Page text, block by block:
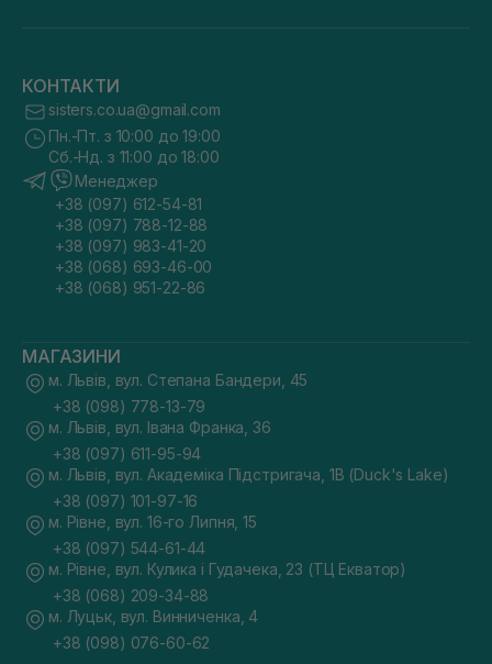
КОНТАКТИ
sisters.co.ua@gmail.com
Пн.-Пт. з 10:00 до 19:00
Сб.-Нд. з 11:00 до 18:00
Менеджер
+38 (097) 612-54-81
+38 (097) 788-12-88
+38 (097) 983-41-20
+38 (068) 693-46-00
+38 (068) 951-22-86
МАГАЗИНИ
м. Львів, вул. Степана Бандери, 45
+38 (098) 778-13-79
м. Львів, вул. Івана Франка, 36
+38 (097) 611-95-94
м. Львів, вул. Академіка Підстригача, 1В (Duck's Lake)
+38 (097) 101-97-16
м. Рівне, вул. 16-го Липня, 15
+38 (097) 544-61-44
м. Рівне, вул. Кулика і Гудачека, 23 (ТЦ Екватор)
+38 (068) 209-34-88
м. Луцьк, вул. Винниченка, 4
+38 (098) 076-60-62